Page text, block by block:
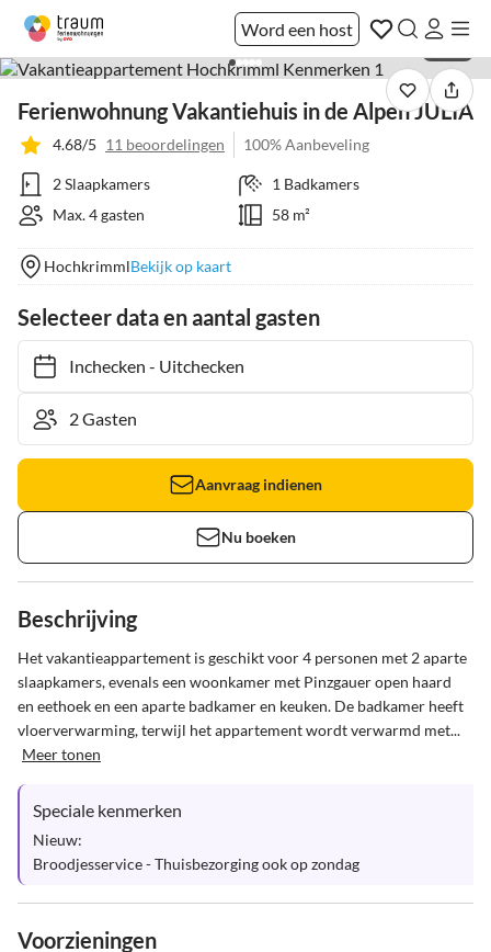
Word een host
Ferienwohnung Vakantiehuis in de Alpen JULIA
4.68/5 11 beoordelingen 100% Aanbeveling
2 Slaapkamers
1 Badkamers
Max. 4 gasten
58 m²
HochkrimmlBekijk op kaart
Selecteer data en aantal gasten
Inchecken- Uitchecken
Aanvraag indienen
Nu boeken
Beschrijving
Het vakantieappartement is geschikt voor 4 personen met 2 aparte
slaapkamers, evenals een woonkamer met Pinzgauer open haard
en eethoek en een aparte badkamer en keuken. De badkamer heeft
vloerverwarming, terwijl het appartement wordt verwarmd met...
Meer tonen
Speciale kenmerken
Nieuw:
Broodjesservice - Thuisbezorging ook op zondag
Voorzieningen